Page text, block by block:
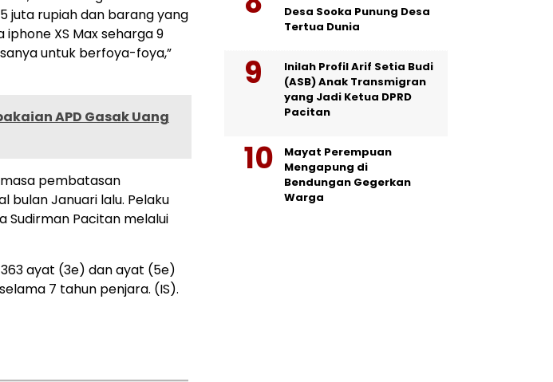
juta rupiah dan barang yang
XS Max seharga 9
untuk berfoya-foya,”
APD Gasak Uang
pembatasan
bulan Januari lalu. Pelaku
Sudirman Pacitan melalui
ayat (3e) dan ayat (5e)
7 tahun penjara. (IS).
Desa Sooka Punung Desa
Tertua Dunia
Inilah Profil Arif Setia Budi
(ASB) Anak Transmigran
yang Jadi Ketua DPRD
Pacitan
Mayat Perempuan
Mengapung di
Bendungan Gegerkan
Warga